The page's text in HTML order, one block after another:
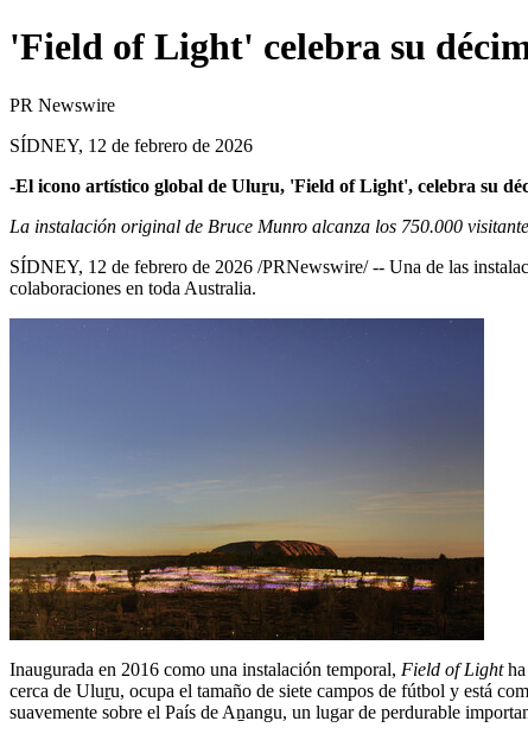
'Field of Light' celebra su
PR Newswire
SÍDNEY, 12 de febrero de 2026
-El icono artístico global de Uluṟu, 'Field of Light', celebra su
La instalación original de Bruce Munro alcanza los 750.000
SÍDNEY, 12 de febrero de 2026 /PRNewswire/ -- Una de las
colaboraciones en toda Australia.
Inaugurada en 2016 como una instalación temporal, Field of Lightha
cerca de Uluṟu, ocupa el tamaño de siete campos de fútbol y está
suavemente sobre el País de Aṉangu, un lugar de perdurable